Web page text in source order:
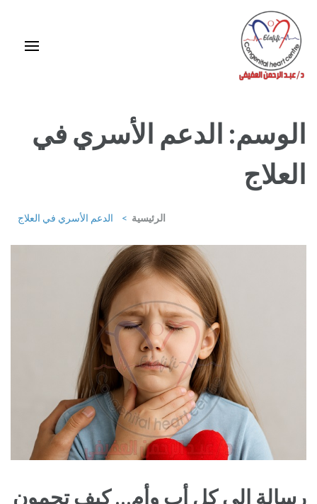
المحتوى
(اضغط
Enter)
الوسم: الدعم الأسري في
العلاج
الرئيسية > الدعم الأسري في العلاج
رسالة إلى كل أب وأم… كيف تحمون